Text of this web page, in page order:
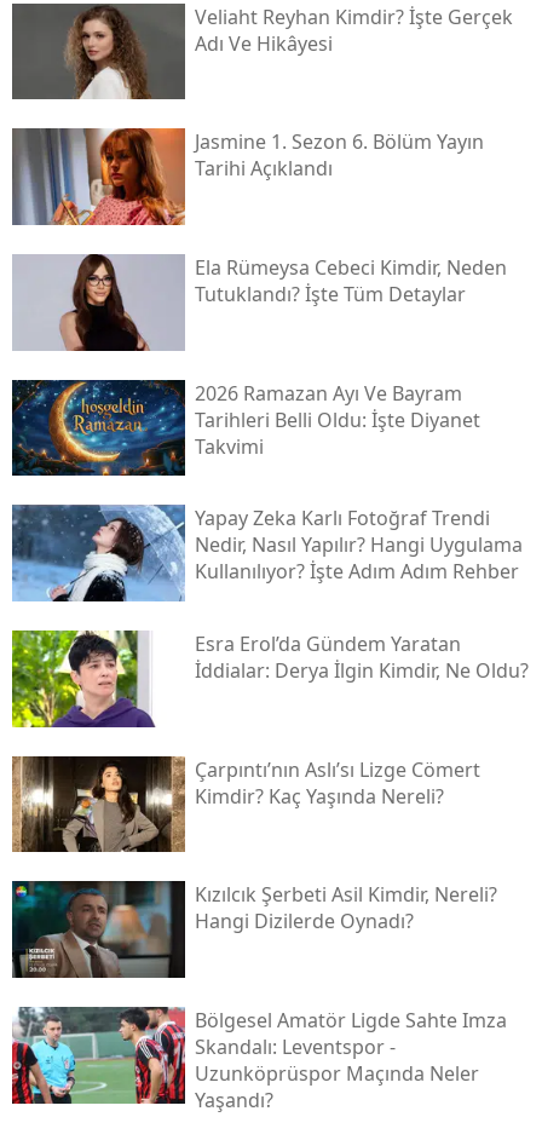
Veliaht Reyhan Kimdir? İşte Gerçek
Adı Ve Hikâyesi
Jasmine 1. Sezon 6. Bölüm Yayın
Tarihi Açıklandı
Ela Rümeysa Cebeci Kimdir, Neden
Tutuklandı? İşte Tüm Detaylar
2026 Ramazan Ayı Ve Bayram
Tarihleri Belli Oldu: İşte Diyanet
Takvimi
Yapay Zeka Karlı Fotoğraf Trendi
Nedir, Nasıl Yapılır? Hangi Uygulama
Kullanılıyor? İşte Adım Adım Rehber
Esra Erol’da Gündem Yaratan
İddialar: Derya İlgin Kimdir, Ne Oldu?
Çarpıntı’nın Aslı’sı Lizge Cömert
Kimdir? Kaç Yaşında Nereli?
Kızılcık Şerbeti Asil Kimdir, Nereli?
Hangi Dizilerde Oynadı?
Bölgesel Amatör Ligde Sahte Imza
Skandalı: Leventspor -
Uzunköprüspor Maçında Neler
Yaşandı?